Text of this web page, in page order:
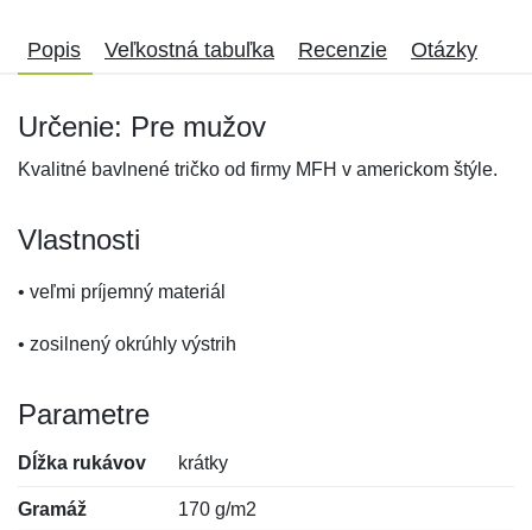
Popis Veľkostná tabuľka Recenzie Otázky
Určenie: Pre mužov
Kvalitné bavlnené tričko od firmy MFH v americkom štýle.
Vlastnosti
• veľmi príjemný materiál
• zosilnený okrúhly výstrih
Parametre
Dĺžka rukávov krátky
Gramáž 170 g/m2